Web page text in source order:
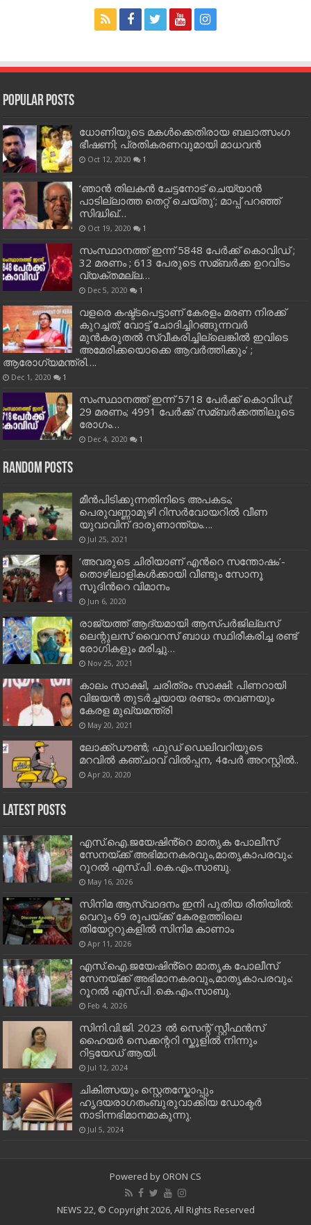
Popular Posts
ധോണിയുടെ മകള്‍ക്കെതിരായ ബലാത്സംഗ
ഭീഷണി; പ്രതികരണവുമായി മാധവന്‍
Oct 12, 2020 1
‘ഞാന്‍ തിലകന്‍ ചേട്ടനോട് ചെയ്യാന്‍
പാടില്ലാത്ത തെറ്റ് ചെയ്തു’; മാപ്പ് പറഞ്ഞ്
സിദ്ധിഖ്…
Oct 19, 2020 1
സംസ്ഥാനത്ത് ഇന്ന് 5848 പേര്‍ക്ക് കൊവി‌ഡ് ;
32 മരണം ; 613 പേരുടെ സമ്ബര്‍ക്ക ഉറവിടം
വ്യക്തമല്ല…
Dec 5, 2020 1
വളരെ കഷ്ട്ടപെട്ടാണ് കേരളം മരണ നിരക്ക്
കുറച്ചത്; വോട്ട് ചോദിച്ചിറങ്ങുന്നവർ
മുൻകരുതൽ സ്വീകരിച്ചില്ലെങ്കിൽ ഇവിടെ
അമേരിക്കയൊക്കെ ആവർത്തിക്കും’ ;
ആരോഗ്യമന്ത്രി….
Dec 1, 2020 1
സംസ്ഥാനത്ത് ഇന്ന് 5718 പേര്‍ക്ക് കൊവിഡ്;
29 മരണം; 4991 പേര്‍ക്ക് സമ്ബര്‍ക്കത്തിലൂടെ
രോഗം…
Dec 4, 2020 1
Random Posts
മീന്‍പിടിക്കുന്നതിനിടെ അപകടം;
പെരുവണ്ണാമുഴി റിസര്‍വോയറില്‍ വീണ
യുവാവിന് ദാരുണാന്ത്യം….
Jul 25, 2021
‘അവരുടെ ചിരിയാണ്​ എന്‍റെ സന്തോഷം’-
തൊഴിലാളികള്‍ക്കായി വീണ്ടും സോനൂ
സൂദിന്‍റെ വിമാനം
Jun 6, 2020
രാജ്യത്ത് ആദ്യമായി ആസ്പര്‍ജില്ലസ്
ലെന്റുലസ് വൈറസ് ബാധ സ്ഥിരീകരിച്ച രണ്ട്
രോഗികളും മരിച്ചു…
Nov 25, 2021
കാലം സാക്ഷി, ചരിത്രം സാക്ഷി: പിണറായി
വിജയന്‍ തുടര്‍ച്ചയായ രണ്ടാം തവണയും
കേരള മുഖ്യമന്ത്രി
May 20, 2021
ലോക്ക്ഡൗണ്‍; ഫുഡ് ഡെലിവറിയുടെ
മറവില്‍ കഞ്ചാവ് വില്‍പ്പന, 4പേര്‍ അറസ്റ്റില്‍..
Apr 20, 2020
Latest Posts
എസ്.ഐ.ജയേഷിൻ്റെ മാതൃക പോലീസ്
സേനയ്ക്ക് അഭിമാനകരവും,മാതൃകാപരവും:
റൂറൽ എസ്.പി .കെ.എം.സാബു.
May 16, 2026
സിനിമ ആസ്വാദനം ഇനി പുതിയ രീതിയിൽ:
വെറും 69 രൂപയ്ക്ക് കേരളത്തിലെ
തിയേറ്ററുകളിൽ സിനിമ കാണാം
Apr 11, 2026
എസ്.ഐ.ജയേഷിൻ്റെ മാതൃക പോലീസ്
സേനയ്ക്ക് അഭിമാനകരവും,മാതൃകാപരവും:
റൂറൽ എസ്.പി .കെ.എം.സാബു.
Feb 4, 2026
സിനി.വി.ജി. 2023 ൽ സെന്റ് സ്റ്റീഫൻസ്
ഹൈയർ സെക്കന്ററി സ്കൂളിൽ നിന്നും
റിട്ടയേഡ് ആയി.
Jul 12, 2024
ചികിത്സയും സ്റ്റെതസ്കോപ്പും
ഹൃദയരാഗതംബുരുവാക്കിയ ഡോക്ടർ
നാടിന്നഭിമാനമാകുന്നു.
Jul 5, 2024
Powered by ORON CS
NEWS 22, © Copyright 2026, All Rights Reserved